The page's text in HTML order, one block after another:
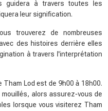
guidera à travers toutes les
leur signification.
trouverez de nombreuses
des histoires derrière elles
à travers l'interprétation
Tham Lod est de 9h00 à 18h00.
alors assurez-vous de
lorsque vous visiterez Tham